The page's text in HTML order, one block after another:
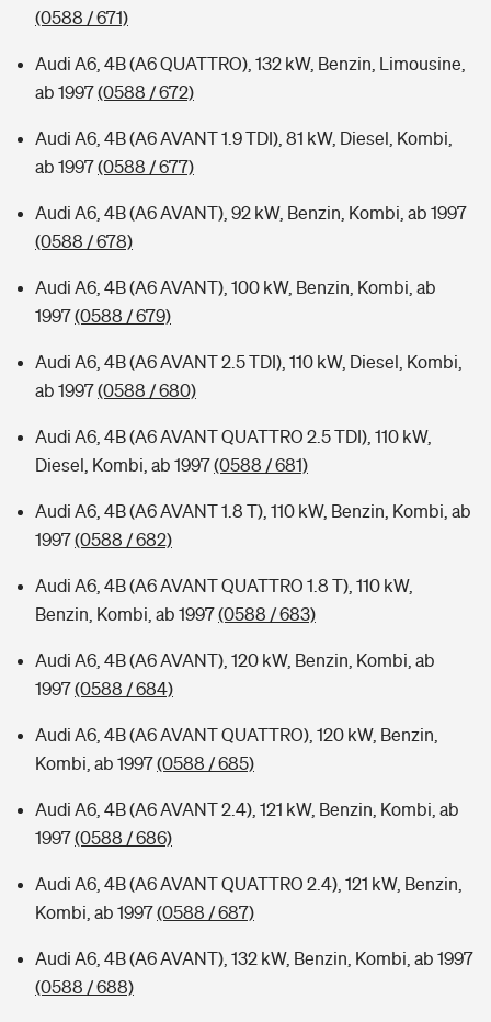
(0588 / 671)
Audi A6, 4B (A6 QUATTRO), 132 kW, Benzin, Limousine,
ab 1997(0588 / 672)
Audi A6, 4B (A6 AVANT 1.9 TDI), 81 kW, Diesel, Kombi,
ab 1997(0588 / 677)
Audi A6, 4B (A6 AVANT), 92 kW, Benzin, Kombi, ab 1997
(0588 / 678)
Audi A6, 4B (A6 AVANT), 100 kW, Benzin, Kombi, ab
1997(0588 / 679)
Audi A6, 4B (A6 AVANT 2.5 TDI), 110 kW, Diesel, Kombi,
ab 1997(0588 / 680)
Audi A6, 4B (A6 AVANT QUATTRO 2.5 TDI), 110 kW,
Diesel, Kombi, ab 1997(0588 / 681)
Audi A6, 4B (A6 AVANT 1.8 T), 110 kW, Benzin, Kombi, ab
1997(0588 / 682)
Audi A6, 4B (A6 AVANT QUATTRO 1.8 T), 110 kW,
Benzin, Kombi, ab 1997(0588 / 683)
Audi A6, 4B (A6 AVANT), 120 kW, Benzin, Kombi, ab
1997(0588 / 684)
Audi A6, 4B (A6 AVANT QUATTRO), 120 kW, Benzin,
Kombi, ab 1997(0588 / 685)
Audi A6, 4B (A6 AVANT 2.4), 121 kW, Benzin, Kombi, ab
1997(0588 / 686)
Audi A6, 4B (A6 AVANT QUATTRO 2.4), 121 kW, Benzin,
Kombi, ab 1997(0588 / 687)
Audi A6, 4B (A6 AVANT), 132 kW, Benzin, Kombi, ab 1997
(0588 / 688)